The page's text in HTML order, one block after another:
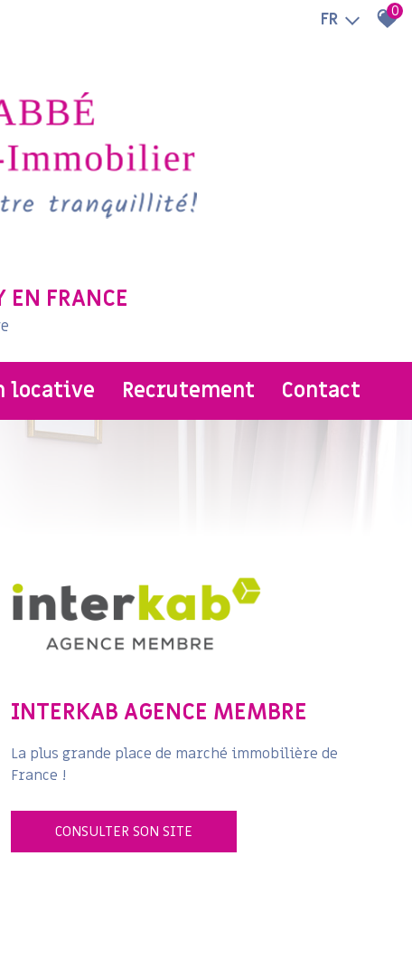
FR 0
EN FRANCE
locative recrutement contact
INTERKAB AGENCE MEMBRE
La plus grande place de marché immobilière de
France !
CONSULTER SON SITE